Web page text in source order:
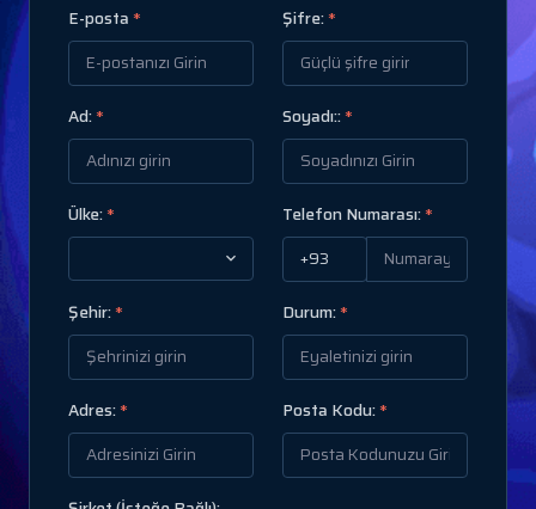
E-posta* Şifre:*
Ad:* Soyadı::*
Ülke:* Telefon Numarası:*
Şehir:* Durum:*
Adres:* Posta Kodu:*